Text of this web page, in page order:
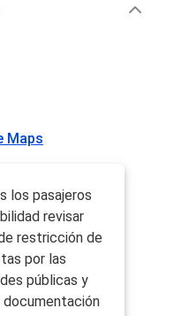
Maps
los pasajeros
revisar
restricción de
por las
públicas y